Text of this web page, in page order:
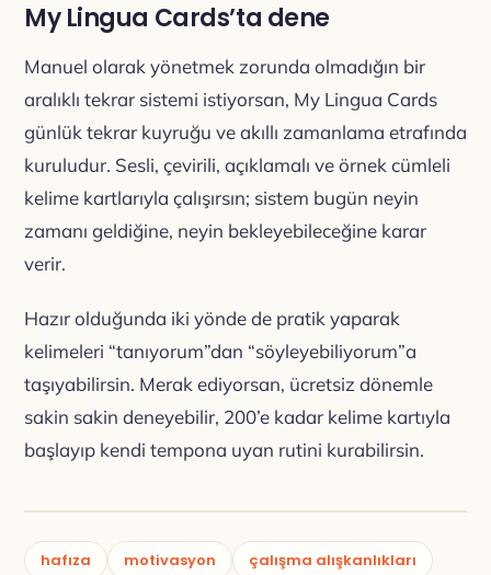
My Lingua Cards’ta dene
Manuel olarak yönetmek zorunda olmadığın bir
aralıklı tekrar sistemi istiyorsan, My Lingua Cards
günlük tekrar kuyruğu ve akıllı zamanlama etrafında
kuruludur. Sesli, çevirili, açıklamalı ve örnek cümleli
kelime kartlarıyla çalışırsın; sistem bugün neyin
zamanı geldiğine, neyin bekleyebileceğine karar
verir.
Hazır olduğunda iki yönde de pratik yaparak
kelimeleri “tanıyorum”dan “söyleyebiliyorum”a
taşıyabilirsin. Merak ediyorsan, ücretsiz dönemle
sakin sakin deneyebilir, 200’e kadar kelime kartıyla
başlayıp kendi tempona uyan rutini kurabilirsin.
hafıza motivasyon çalışma alışkanlıkları